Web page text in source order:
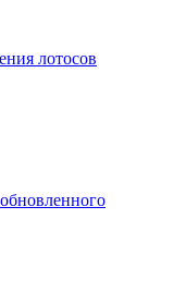
лотосов